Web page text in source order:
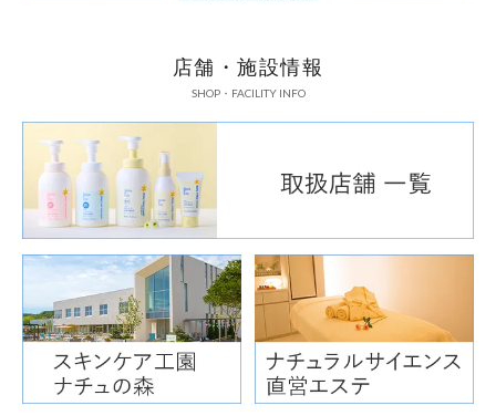
店舗・施設情報
SHOP・FACILITY INFO